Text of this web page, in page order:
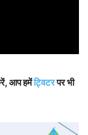
आप हमेंट्विटरपर भी